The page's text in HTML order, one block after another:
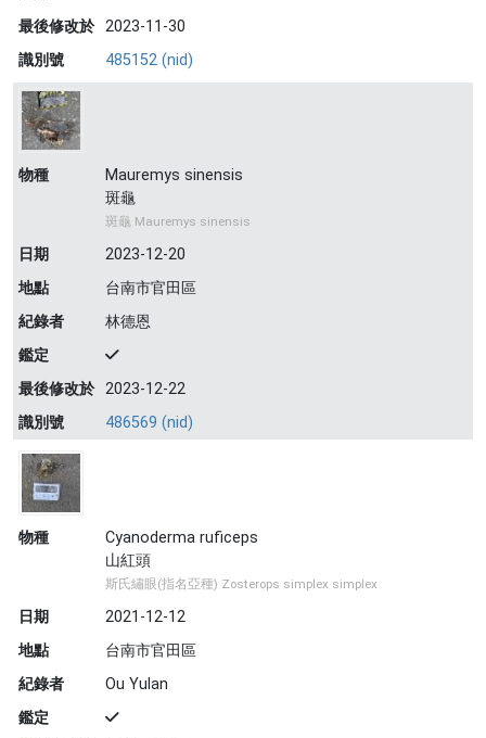
最後修改於 2023-11-30
識別號
485152 (nid)
物種
Mauremys sinensis
斑龜
斑龜 Mauremys sinensis
日期
2023-12-20
地點
台南市官田區
紀錄者
林德恩
鑑定
最後修改於 2023-12-22
識別號
486569 (nid)
物種
Cyanoderma ruficeps
山紅頭
斯氏繡眼(指名亞種) Zosterops simplex simplex
日期
2021-12-12
地點
台南市官田區
紀錄者
Ou Yulan
鑑定